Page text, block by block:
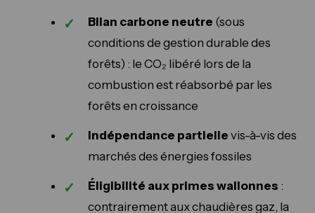
Bilan carbone neutre (sous
conditions de gestion durable des
forêts) : le CO₂ libéré lors de la
combustion est réabsorbé par les
forêts en croissance
Indépendance partielle vis-à-vis des
marchés des énergies fossiles
Éligibilité aux primes wallonnes :
contrairement aux chaudières gaz, la